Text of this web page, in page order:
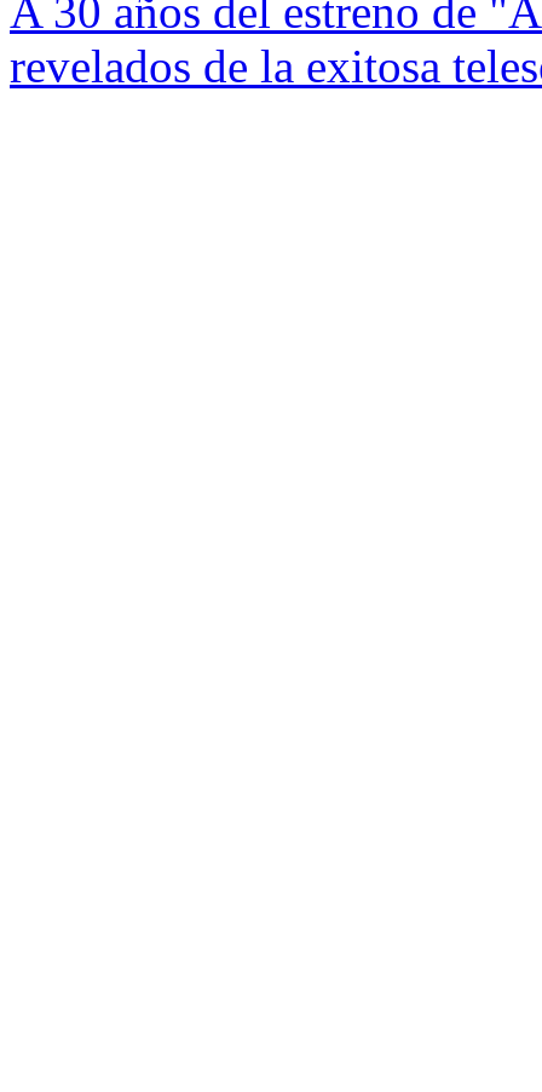
A 30 años del estreno de
revelados de la exitosa